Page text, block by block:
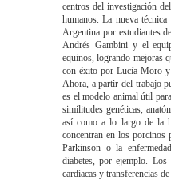
centros del investigación
humanos. La nueva
Argentina por estudiantes
Andrés Gambini y el
equinos, logrando mejoras
con éxito por Lucía Moro y
Ahora, a partir del trabajo
es el modelo animal útil
similitudes genéticas,
así como a lo largo de la
concentran en los porcinos
Parkinson o la
diabetes, por ejemplo.
cardíacas y transferencias